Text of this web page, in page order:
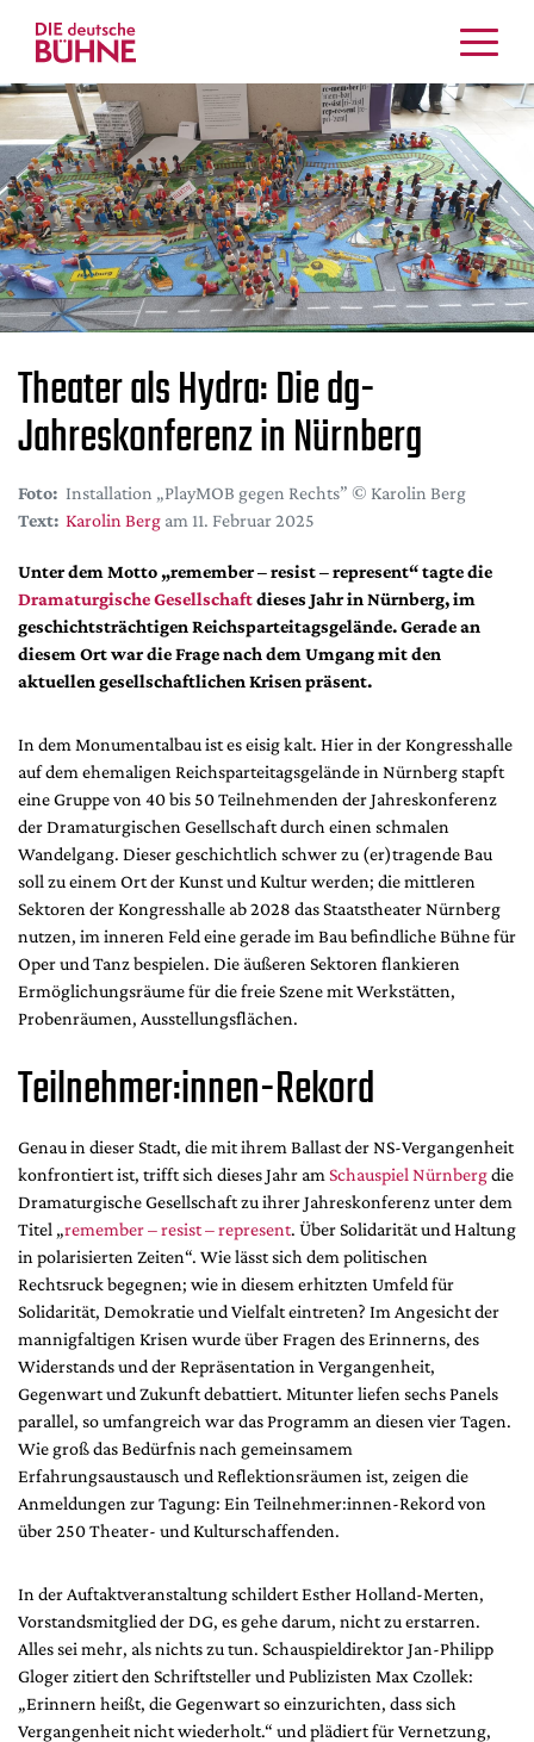
Kritiken
Schauspiel
Musiktheater
Tanz
Crossover
Bühnenwelt
Festivals & Veranstaltungen
Menschen & Theater
Themen
Internationales
Medientipps
Kalender
Premierensuche
Festival-Planer
Alle Hefte
Leseproben
Podcast
Service
Shop / Abo
Newsletter
Redaktion
Autor:innen
Mediadaten
Suche
Theater als Hydra: Die dg-
Jahreskonferenz in Nürnberg
Foto: Installation „PlayMOB gegen Rechts” © Karolin Berg
Text: Karolin Berg am 11. Februar 2025
Unter dem Motto „remember – resist – represent“ tagte die
Dramaturgische Gesellschaftdieses Jahr in Nürnberg, im
geschichtsträchtigen Reichsparteitagsgelände. Gerade an
diesem Ort war die Frage nach dem Umgang mit den
aktuellen gesellschaftlichen Krisen präsent.
In dem Monumentalbau ist es eisig kalt. Hier in der Kongresshalle
auf dem ehemaligen Reichsparteitagsgelände in Nürnberg stapft
eine Gruppe von 40 bis 50 Teilnehmenden der Jahreskonferenz
der Dramaturgischen Gesellschaft durch einen schmalen
Wandelgang. Dieser geschichtlich schwer zu (er)tragende Bau
soll zu einem Ort der Kunst und Kultur werden; die mittleren
Sektoren der Kongresshalle ab 2028 das Staatstheater Nürnberg
nutzen, im inneren Feld eine gerade im Bau befindliche Bühne für
Oper und Tanz bespielen. Die äußeren Sektoren flankieren
Ermöglichungsräume für die freie Szene mit Werkstätten,
Probenräumen, Ausstellungsflächen.
Teilnehmer:innen-Rekord
Genau in dieser Stadt, die mit ihrem Ballast der NS-Vergangenheit
konfrontiert ist, trifft sich dieses Jahr am Schauspiel Nürnbergdie
Dramaturgische Gesellschaft zu ihrer Jahreskonferenz unter dem
Titel „remember – resist – represent. Über Solidarität und Haltung
in polarisierten Zeiten“. Wie lässt sich dem politischen
Rechtsruck begegnen; wie in diesem erhitzten Umfeld für
Solidarität, Demokratie und Vielfalt eintreten? Im Angesicht der
mannigfaltigen Krisen wurde über Fragen des Erinnerns, des
Widerstands und der Repräsentation in Vergangenheit,
Gegenwart und Zukunft debattiert. Mitunter liefen sechs Panels
parallel, so umfangreich war das Programm an diesen vier Tagen.
Wie groß das Bedürfnis nach gemeinsamem
Erfahrungsaustausch und Reflektionsräumen ist, zeigen die
Anmeldungen zur Tagung: Ein Teilnehmer:innen-Rekord von
über 250 Theater- und Kulturschaffenden.
In der Auftaktveranstaltung schildert Esther Holland-Merten,
Vorstandsmitglied der DG, es gehe darum, nicht zu erstarren.
Alles sei mehr, als nichts zu tun. Schauspieldirektor Jan-Philipp
Gloger zitiert den Schriftsteller und Publizisten Max Czollek:
„Erinnern heißt, die Gegenwart so einzurichten, dass sich
Vergangenheit nicht wiederholt.“ und plädiert für Vernetzung,